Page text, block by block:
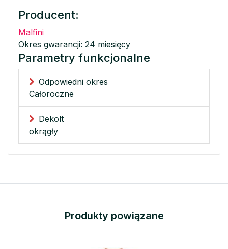
Producent:
Malfini
Okres gwarancji: 24 miesięcy
Parametry funkcjonalne
Odpowiedni okres
Całoroczne
Dekolt
okrągły
Produkty powiązane